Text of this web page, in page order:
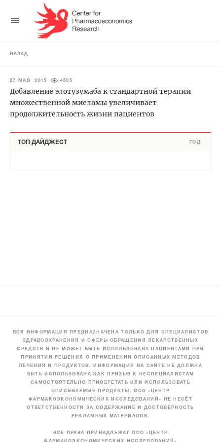
НАЗАД
27 МАЯ 2015 4505
Добавление элотузумаба к стандартной терапии
множественной миеломы увеличивает
продолжительность жизни пациентов
ТОП ДАЙДЖЕСТ ГОД
ВСЯ ИНФОРМАЦИЯ ПРЕДНАЗНАЧЕНА ТОЛЬКО ДЛЯ СПЕЦИАЛИСТОВ
ЗДРАВООХРАНЕНИЯ И СФЕРЫ ОБРАЩЕНИЯ ЛЕКАРСТВЕННЫХ
СРЕДСТВ И НЕ МОЖЕТ БЫТЬ ИСПОЛЬЗОВАНА ПАЦИЕНТАМИ ПРИ
ПРИНЯТИИ РЕШЕНИЯ О ПРИМЕНЕНИИ ОПИСАННЫХ МЕТОДОВ
ЛЕЧЕНИЯ И ПРОДУКТОВ. ИНФОРМАЦИЯ НА САЙТЕ НЕ ДОЛЖНА
БЫТЬ ИСПОЛЬЗОВАНА КАК ПРИЗЫВ К НЕСПЕЦИАЛИСТАМ
САМОСТОЯТЕЛЬНО ПРИОБРЕТАТЬ ИЛИ ИСПОЛЬЗОВАТЬ
ОПИСЫВАЕМЫЕ ПРОДУКТЫ. ООО «ЦЕНТР
ФАРМАКОЭКОНОМИЧЕСКИХ ИССЛЕДОВАНИЙ» НЕ НЕСЁТ
ОТВЕТСТВЕННОСТИ ЗА СОДЕРЖАНИЕ И ДОСТОВЕРНОСТЬ
РЕКЛАМНЫХ МАТЕРИАЛОВ.
ВСЕ ПРАВА ПРИНАДЛЕЖАТ ООО «ЦЕНТР